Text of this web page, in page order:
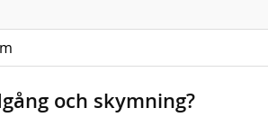
och skymning?